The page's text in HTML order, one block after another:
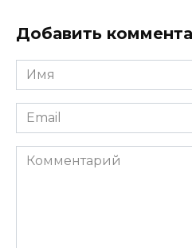
Добавить
Имя
*
Email
*
Комментарий